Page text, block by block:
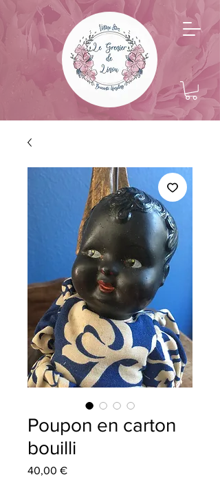
Poupon en carton
bouilli
40,00 €Preis